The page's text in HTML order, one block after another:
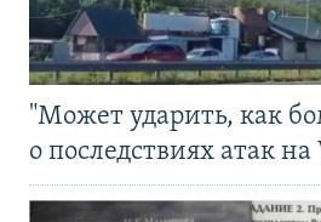
"Может ударить, как
о последствиях атак